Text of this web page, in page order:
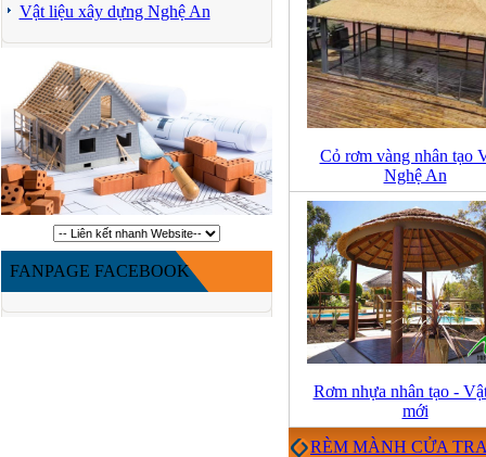
Vật liệu xây dựng Nghệ An
FANPAGE FACEBOOK
Cỏ rơm vàng nhân tạo
Nghệ An
Rơm nhựa nhân tạo -
mới
RÈM MÀNH CỬA